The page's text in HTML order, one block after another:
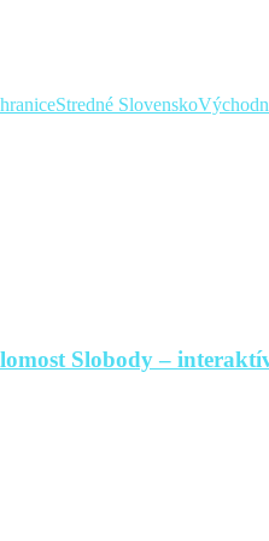
Stredné Slovensko
Slobody –